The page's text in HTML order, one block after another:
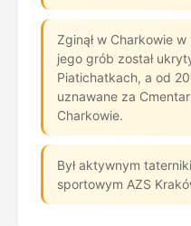
Zginął w Charkowie
jego grób został
Piatichatkach, a od
uznawane za
Charkowie.
Był aktywnym
sportowym AZS